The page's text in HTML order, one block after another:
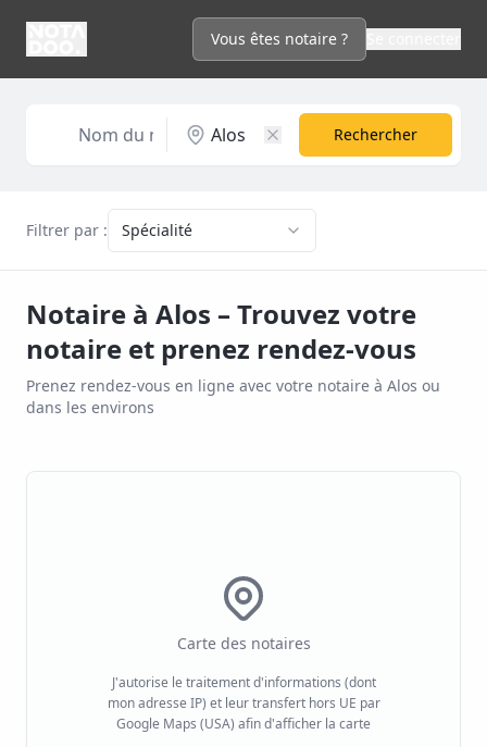
Vous êtes notaire ?
Rechercher
Filtrer par : Spécialité
Notaire à Alos – Trouvez votre
notaire et prenez rendez-vous
Prenez rendez-vous en ligne avec votre notaire à Alos ou
dans les environs
Carte des notaires
J'autorise le traitement d'informations (dont
mon adresse IP) et leur transfert hors UE par
Google Maps (USA) afin d'afficher la carte